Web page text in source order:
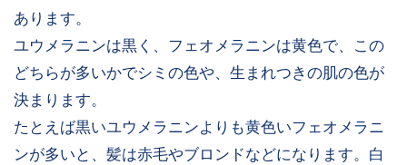
あります。
ユウメラニンは黒く、フェオメラニンは黄色で、この
どちらが多いかでシミの色や、生まれつきの肌の色が
決まります。
たとえば黒いユウメラニンよりも黄色いフェオメラニ
ンが多いと、髪は赤毛やブロンドなどになります。白